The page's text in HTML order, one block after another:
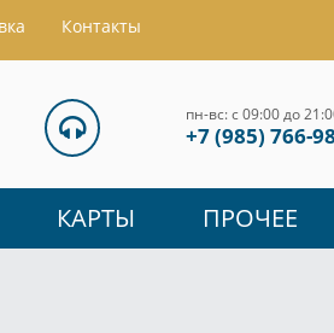
Контакты
пн-вс: с 09:00 до
+7 (985) 766-
КАРТЫ ПРОЧЕЕ